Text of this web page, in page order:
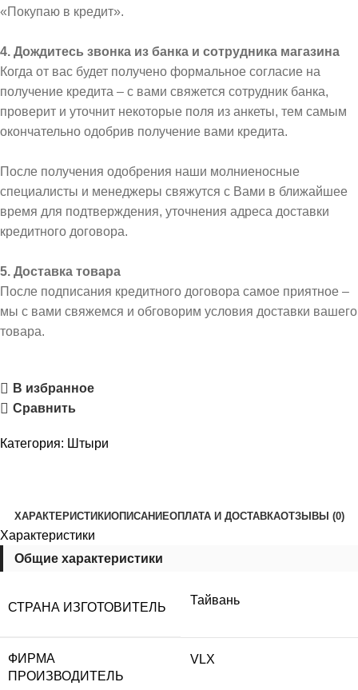
«Покупаю в кредит».
4. Дождитесь звонка из банка и сотрудника магазина
Когда от вас будет получено формальное согласие на
получение кредита – с вами свяжется сотрудник банка,
проверит и уточнит некоторые поля из анкеты, тем самым
окончательно одобрив получение вами кредита.
После получения одобрения наши молниеносные
специалисты и менеджеры свяжутся с Вами в ближайшее
время для подтверждения, уточнения адреса доставки
кредитного договора.
5. Доставка товара
После подписания кредитного договора самое приятное –
мы с вами свяжемся и обговорим условия доставки вашего
товара.
В избранное
Сравнить
Категория: Штыри
ХАРАКТЕРИСТИКИОПИСАНИЕОПЛАТА И ДОСТАВКАОТЗЫВЫ (0)
Характеристики
Общие характеристики
СТРАНА ИЗГОТОВИТЕЛЬ
Тайвань
ФИРМА
ПРОИЗВОДИТЕЛЬ
VLX